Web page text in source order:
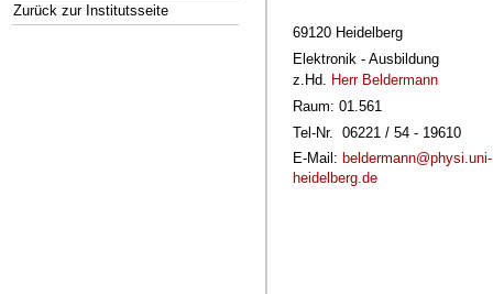
Zurück zur Institutsseite
69120 Heidelberg
Elektronik - Ausbildung
z.Hd. Herr Beldermann
Raum: 01.561
Tel-Nr. 06221 / 54 - 19610
E-Mail: beldermann@physi.uni-
heidelberg.de